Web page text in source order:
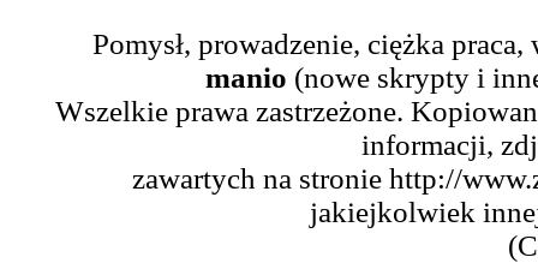
Pomysł, prowadzenie, ciężka
manio (nowe skrypty i
Wszelkie prawa zastrzeżone.
informacji,
zawartych na stronie http://
jakiejkolwiek